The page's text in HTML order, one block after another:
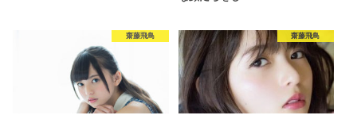
齋藤飛鳥 齋藤飛鳥